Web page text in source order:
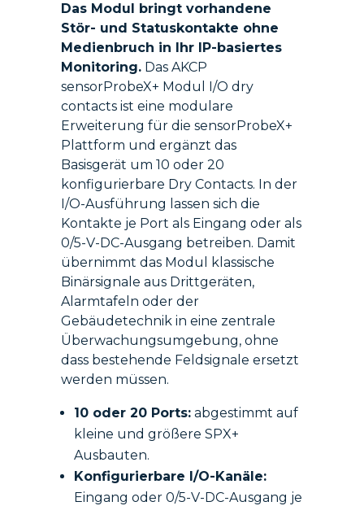
Das Modul bringt vorhandene
Stör- und Statuskontakte ohne
Medienbruch in Ihr IP-basiertes
Monitoring.Das AKCP
sensorProbeX+ Modul I/O dry
contacts ist eine modulare
Erweiterung für die sensorProbeX+
Plattform und ergänzt das
Basisgerät um 10 oder 20
konfigurierbare Dry Contacts. In der
I/O-Ausführung lassen sich die
Kontakte je Port als Eingang oder als
0/5-V-DC-Ausgang betreiben. Damit
übernimmt das Modul klassische
Binärsignale aus Drittgeräten,
Alarmtafeln oder der
Gebäudetechnik in eine zentrale
Überwachungsumgebung, ohne
dass bestehende Feldsignale ersetzt
werden müssen.
10 oder 20 Ports:abgestimmt auf
kleine und größere SPX+
Ausbauten.
Konfigurierbare I/O-Kanäle:
Eingang oder 0/5-V-DC-Ausgang je